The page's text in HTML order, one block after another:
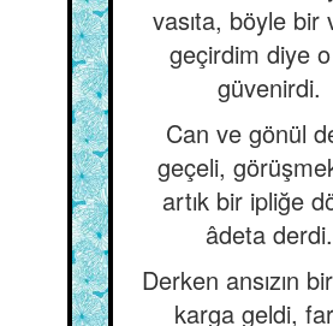
vasıta, böyle bir
geçirdim diye
güvenirdi.
Can ve gönül
geçeli,
artık bir ipliğe
âdeta derdi.
Derken ansızın
karga geldi,